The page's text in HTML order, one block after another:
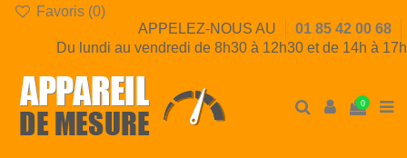
Favoris (0)
APPELEZ-NOUS AU
01 85 42 00 68
Du lundi au vendredi de 8h30 à 12h30 et de 14h à 17h
0